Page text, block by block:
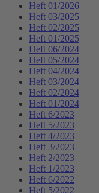
Heft 01/2026
Heft 03/2025
Heft 02/2025
Heft 01/2025
Heft 06/2024
Heft 05/2024
Heft 04/2024
Heft 03/2024
Heft 02/2024
Heft 01/2024
Heft 6/2023
Heft 5/2023
Heft 4/2023
Heft 3/2023
Heft 2/2023
Heft 1/2023
Heft 6/2022
Heft 5/2022